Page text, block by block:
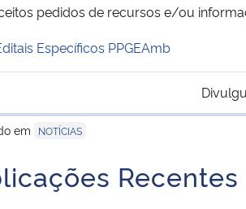
pedidos de recursos e/ou
Específicos PPGEAmb
em
NOTÍCIAS
Recentes